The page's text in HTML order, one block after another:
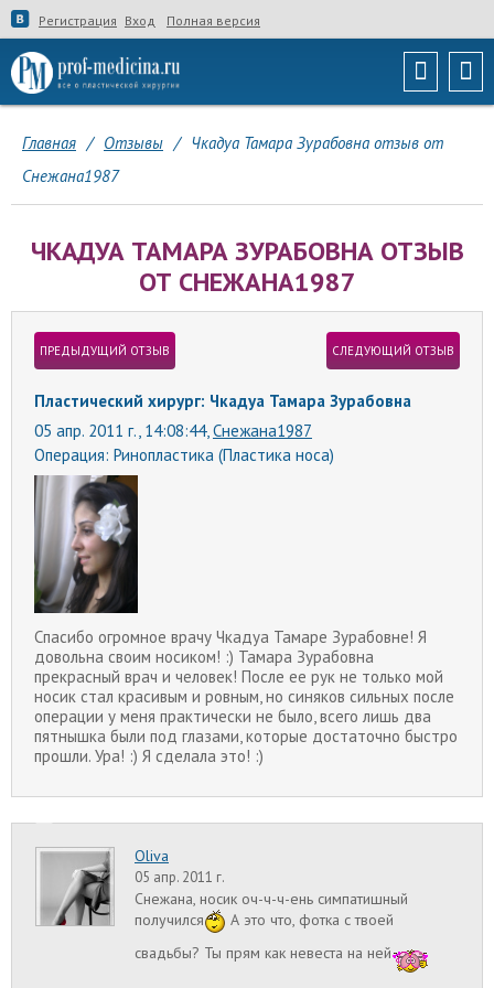
Регистрация Вход Полная версия
Главная / Отзывы / Чкадуа Тамара Зурабовна отзыв от
Снежана1987
ЧКАДУА ТАМАРА ЗУРАБОВНА ОТЗЫВ
ОТ СНЕЖАНА1987
ПРЕДЫДУЩИЙ ОТЗЫВ СЛЕДУЮЩИЙ ОТЗЫВ
Пластический хирург: Чкадуа Тамара Зурабовна
05 апр. 2011 г., 14:08:44, Снежана1987
Операция: Ринопластика (Пластика носа)
Спасибо огромное врачу Чкадуа Тамаре Зурабовне! Я
довольна своим носиком! :) Тамара Зурабовна
прекрасный врач и человек! После ее рук не только мой
носик стал красивым и ровным, но синяков сильных после
операции у меня практически не было, всего лишь два
пятнышка были под глазами, которые достаточно быстро
прошли. Ура! :) Я сделала это! :)
Oliva
05 апр. 2011 г.
Снежана, носик оч-ч-ч-ень симпатишный
получился
А это что, фотка с твоей
свадьбы? Ты прям как невеста на ней